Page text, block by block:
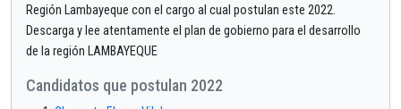
Región Lambayeque con el cargo al cual postulan este 2022.
Descarga y lee atentamente el plan de gobierno para el desarrollo
de la región LAMBAYEQUE
Candidatos que postulan 2022